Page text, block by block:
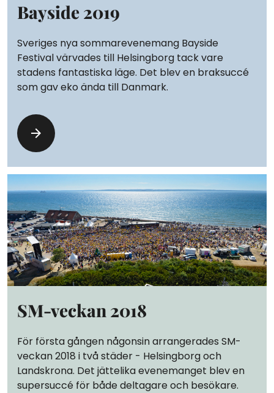
Bayside 2019
Sveriges nya sommarevenemang Bayside
Festival värvades till Helsingborg tack vare
stadens fantastiska läge. Det blev en braksuccé
som gav eko ända till Danmark.
SM-veckan 2018
För första gången någonsin arrangerades SM-
veckan 2018 i två städer - Helsingborg och
Landskrona. Det jättelika evenemanget blev en
supersuccé för både deltagare och besökare.